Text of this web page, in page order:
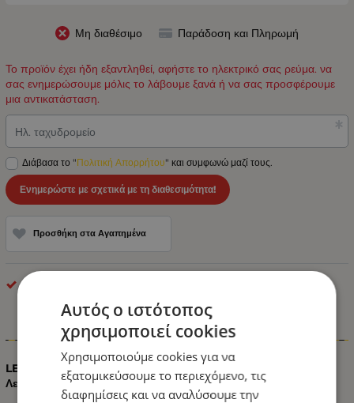
Μη διαθέσιμο Παράδοση και Πληρωμή
Το προϊόν έχει ήδη εξαντληθεί, αφήστε το ηλεκτρικό σας ρεύμα. να
σας ενημερώσουμε μόλις το λάβουμε ξανά ή να σας προσφέρουμε
μια αντικατάσταση.
Ηλ. ταχυδρομείο
Διάβασα το "Πολιτική Απορρήτου" και συμφωνώ μαζί τους.
Ενημερώστε με σχετικά με τη διαθεσιμότητα!
Προσθήκη στα Αγαπημένα
optonica
Πληροφορίες
LED Modules 3 SMD 2835 Για Επιγραφές Aδιάβροχο Ψυχρό
Λευκό
Αυτός ο ιστότοπος
χρησιμοποιεί cookies
Χρησιμοποιούμε cookies για να
εξατομικεύσουμε το περιεχόμενο, τις
διαφημίσεις και να αναλύσουμε την